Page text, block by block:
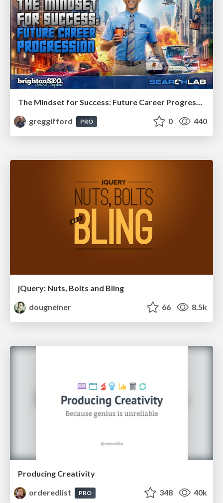
The Mindset for Success: Future Career Progression
greggifford
PRO 0 440
jQuery: Nuts, Bolts and Bling
dougneiner
66 8.5k
Producing Creativity
orderedlist
PRO 348 40k